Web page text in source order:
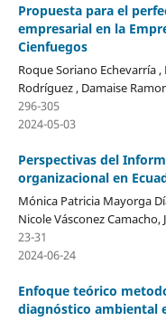
Propuesta para el
empresarial en la
Cienfuegos
Roque Soriano Echevarría
Rodríguez , Damaise
296-305
2024-05-03
Perspectivas del
organizacional en
Mónica Patricia Mayorga
Nicole Vásconez
23-31
2024-06-24
Enfoque teórico
diagnóstico ambiental